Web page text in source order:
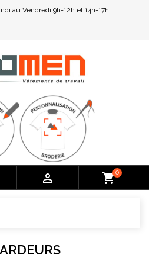
au Vendredi 9h-12h et 14h-17h
 shopping_cart0